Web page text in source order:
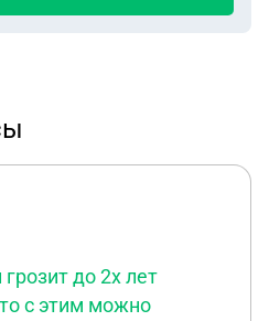
до 2х лет
с этим можно